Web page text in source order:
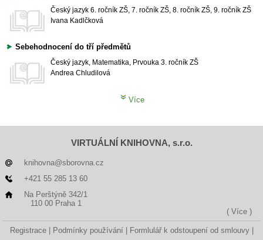
Český jazyk 6. ročník ZŠ, 7. ročník ZŠ, 8. ročník ZŠ, 9. ročník ZŠ
Ivana Kadlčková
Sebehodnocení do tří předmětů
Český jazyk, Matematika, Prvouka 3. ročník ZŠ
Andrea Chludilová
Více
VIRTUÁLNÍ KNIHOVNA, s.r.o.
knihovna@sborovna.cz
+421 55 285 13 60
Na Perštýně 342/1
110 00 Praha 1
( Více )
Registrace Podmínky používání
Formlulář k odstoupení od smlouvy